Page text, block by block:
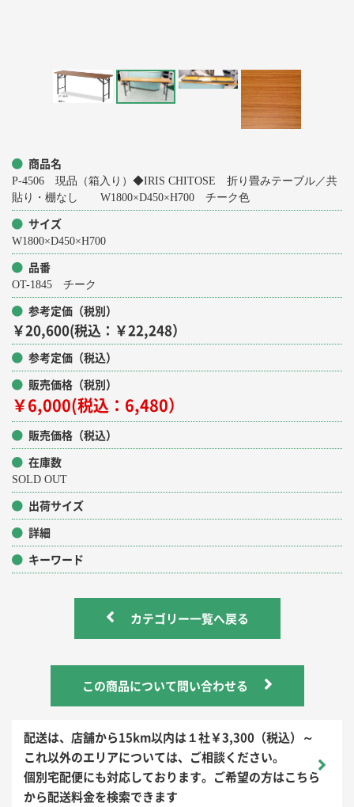
商品名
P-4506 現品（箱入り）◆IRIS CHITOSE 折り畳みテーブル／共
貼り・棚なし W1800×D450×H700 チーク色
サイズ
W1800×D450×H700
品番
OT-1845 チーク
参考定価（税別）
￥20,600(税込：￥22,248）
参考定価（税込）
販売価格（税別）
￥6,000(税込：6,480）
販売価格（税込）
在庫数
SOLD OUT
出荷サイズ
詳細
キーワード
カテゴリー一覧へ戻る
この商品について問い合わせる
配送は、店舗から15km以内は１社￥3,300（税込）～
これ以外のエリアについては、ご相談ください。
個別宅配便にも対応しております。ご希望の方はこちら
から配送料金を検索できます